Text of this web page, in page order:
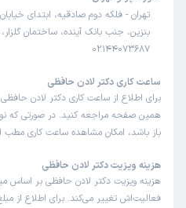
تهران - فلکه دوم صادقیه، ابتدای
02144073687
ساعت کاری دکتر لادن حافظی
برای اطلاع از ساعت کاری دکتر لادن
همین صفحه مراجعه کنید. در صورتی که
باز باشد، امکان مشاهده ساعت کاری مطب
هزینه ویزیت دکتر لادن حافظی
هزینه ویزیت دکتر لادن حافظی بر
فعالیت‌اش تغییر می‌کند. برای اطلاع از